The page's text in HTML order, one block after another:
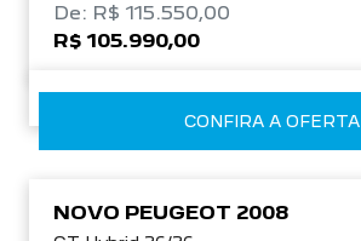
De: R$ 115.550,00
R$ 105.990,00
CONFIRA A OFERTA
NOVO PEUGEOT 2008